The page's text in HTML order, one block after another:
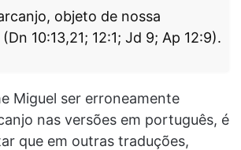
objeto de nossa
10:13,21; 12:1; Jd 9; Ap 12:9).
Miguel ser erroneamente
nas versões em português, é
que em outras traduções,